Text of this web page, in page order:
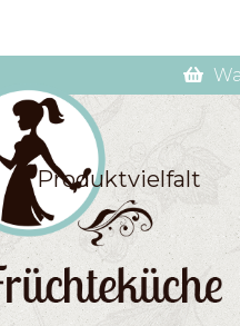
Produktvielfalt